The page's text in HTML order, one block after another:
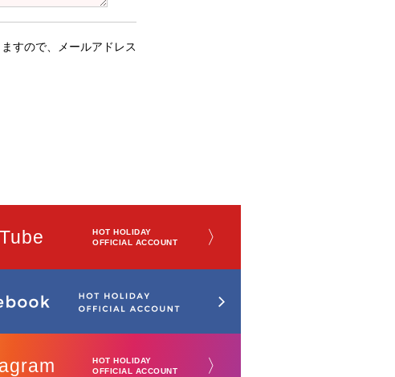
すので、メールアドレス
HOT HOLIDAY
OFFICIAL ACCOUNT
〉
HOT HOLIDAY
OFFICIAL ACCOUNT
〉